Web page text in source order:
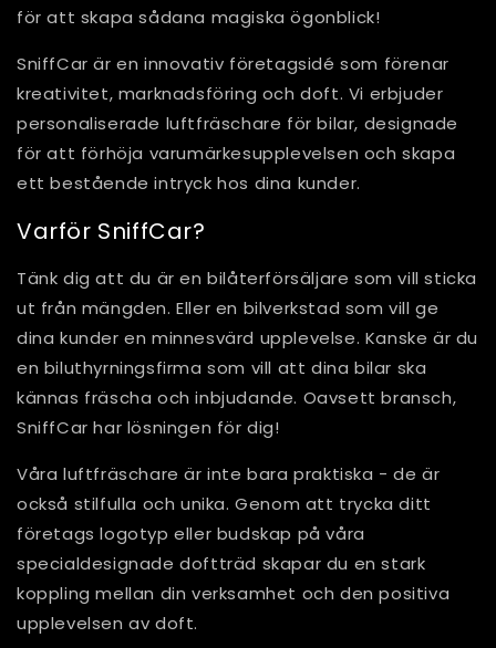
för att skapa sådana magiska ögonblick!
SniffCar är en innovativ företagsidé som förenar
kreativitet, marknadsföring och doft. Vi erbjuder
personaliserade luftfräschare för bilar, designade
för att förhöja varumärkesupplevelsen och skapa
ett bestående intryck hos dina kunder.
Varför SniffCar?
Tänk dig att du är en bilåterförsäljare som vill sticka
ut från mängden. Eller en bilverkstad som vill ge
dina kunder en minnesvärd upplevelse. Kanske är du
en biluthyrningsfirma som vill att dina bilar ska
kännas fräscha och inbjudande. Oavsett bransch,
SniffCar har lösningen för dig!
Våra luftfräschare är inte bara praktiska - de är
också stilfulla och unika. Genom att trycka ditt
företags logotyp eller budskap på våra
specialdesignade doftträd skapar du en stark
koppling mellan din verksamhet och den positiva
upplevelsen av doft.